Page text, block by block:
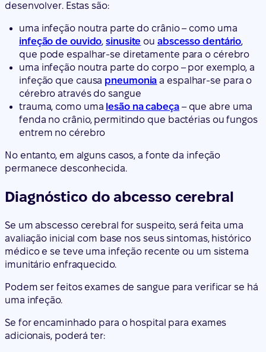
desenvolver. Estas são:
uma infeção noutra parte do crânio – como uma
infeção de ouvido,sinusite ou abscesso dentário,
que pode espalhar-se diretamente para o cérebro
uma infeção noutra parte do corpo – por exemplo, a
infeção que causa pneumonia a espalhar-se para o
cérebro através do sangue
trauma, como uma lesão na cabeça– que abre uma
fenda no crânio, permitindo que bactérias ou fungos
entrem no cérebro
No entanto, em alguns casos, a fonte da infeção
permanece desconhecida.
Diagnóstico do abcesso cerebral
Se um abscesso cerebral for suspeito, será feita uma
avaliação inicial com base nos seus sintomas, histórico
médico e se teve uma infeção recente ou um sistema
imunitário enfraquecido.
Podem ser feitos exames de sangue para verificar se há
uma infeção.
Se for encaminhado para o hospital para exames
adicionais, poderá ter: